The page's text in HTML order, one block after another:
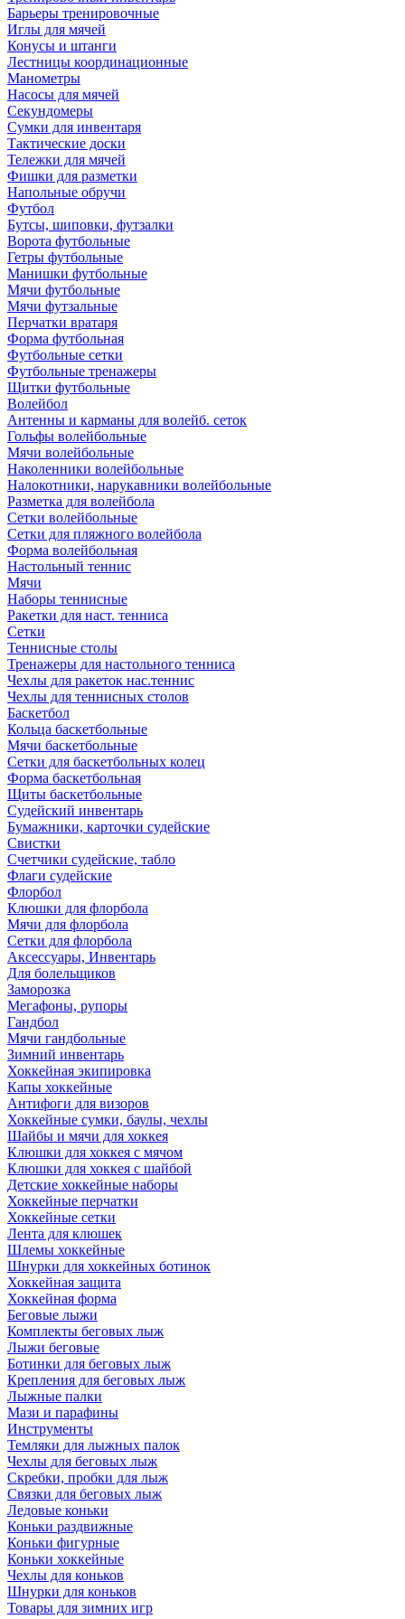
Барьеры тренировочные
Иглы для мячей
Конусы и штанги
Лестницы координационные
Манометры
Насосы для мячей
Секундомеры
Сумки для инвентаря
Тактические доски
Тележки для мячей
Фишки для разметки
Напольные обручи
Футбол
Бутсы, шиповки, футзалки
Ворота футбольные
Гетры футбольные
Манишки футбольные
Мячи футбольные
Мячи футзальные
Перчатки вратаря
Форма футбольная
Футбольные сетки
Футбольные тренажеры
Щитки футбольные
Волейбол
Антенны и карманы для волейб. сеток
Гольфы волейбольные
Мячи волейбольные
Наколенники волейбольные
Налокотники, нарукавники волейбольные
Разметка для волейбола
Сетки волейбольные
Сетки для пляжного волейбола
Форма волейбольная
Настольный теннис
Мячи
Наборы теннисные
Ракетки для наст. тенниса
Сетки
Теннисные столы
Тренажеры для настольного тенниса
Чехлы для ракеток нас.теннис
Чехлы для теннисных столов
Баскетбол
Кольца баскетбольные
Мячи баскетбольные
Сетки для баскетбольных колец
Форма баскетбольная
Щиты баскетбольные
Судейский инвентарь
Бумажники, карточки судейские
Свистки
Счетчики судейские, табло
Флаги судейские
Флорбол
Клюшки для флорбола
Мячи для флорбола
Сетки для флорбола
Аксессуары, Инвентарь
Для болельщиков
Заморозка
Мегафоны, рупоры
Гандбол
Мячи гандбольные
Зимний инвентарь
Хоккейная экипировка
Капы хоккейные
Антифоги для визоров
Хоккейные сумки, баулы, чехлы
Шайбы и мячи для хоккея
Клюшки для хоккея с мячом
Клюшки для хоккея с шайбой
Детские хоккейные наборы
Хоккейные перчатки
Хоккейные сетки
Лента для клюшек
Шлемы хоккейные
Шнурки для хоккейных ботинок
Хоккейная защита
Хоккейная форма
Беговые лыжи
Комплекты беговых лыж
Лыжи беговые
Ботинки для беговых лыж
Крепления для беговых лыж
Лыжные палки
Мази и парафины
Инструменты
Темляки для лыжных палок
Чехлы для беговых лыж
Скребки, пробки для лыж
Связки для беговых лыж
Ледовые коньки
Коньки раздвижные
Коньки фигурные
Коньки хоккейные
Чехлы для коньков
Шнурки для коньков
Товары для зимних игр